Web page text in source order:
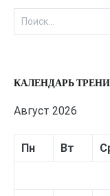
Найти:
КАЛЕНДАРЬ
Август 2026
Пн Вт